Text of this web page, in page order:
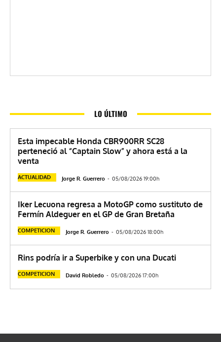
LO ÚLTIMO
Esta impecable Honda CBR900RR SC28
perteneció al “Captain Slow” y ahora está a la
venta
ACTUALIDAD Jorge R. Guerrero - 05/08/2026 19:00h
Iker Lecuona regresa a MotoGP como sustituto de
Fermín Aldeguer en el GP de Gran Bretaña
COMPETICION Jorge R. Guerrero - 05/08/2026 18:00h
Rins podría ir a Superbike y con una Ducati
COMPETICION David Robledo - 05/08/2026 17:00h